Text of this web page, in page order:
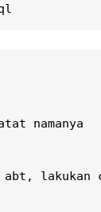
namanya
lakukan